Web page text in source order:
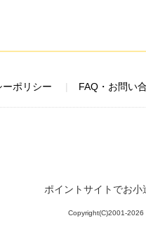
ーポリシー FAQ・お問い
ポイントサイトでお小
Copyright(C)2001-2026